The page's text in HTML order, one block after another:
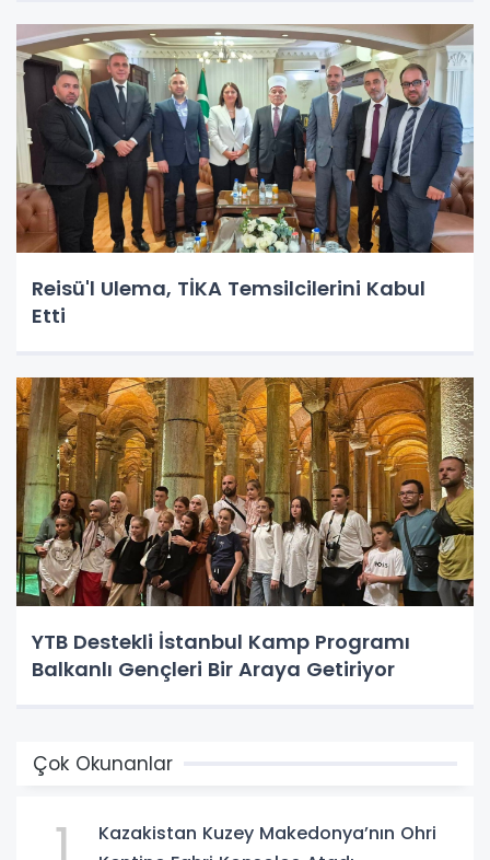
Reisü'l Ulema, TİKA Temsilcilerini Kabul
Etti
YTB Destekli İstanbul Kamp Programı
Balkanlı Gençleri Bir Araya Getiriyor
Çok Okunanlar
Kazakistan Kuzey Makedonya’nın Ohri